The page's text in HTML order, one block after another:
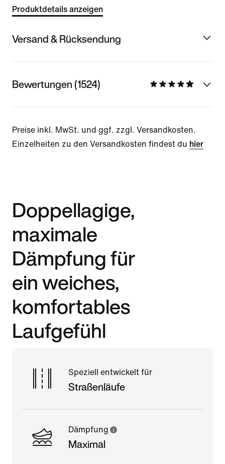
Produktdetails anzeigen
Versand & Rücksendung
Bewertungen (1524)
Preise inkl. MwSt. und ggf. zzgl. Versandkosten.
Einzelheiten zu den Versandkosten findest du hier
Doppellagige,
maximale
Dämpfung für
ein weiches,
komfortables
Laufgefühl
Speziell entwickelt für
Straßenläufe
Dämpfung
Maximal